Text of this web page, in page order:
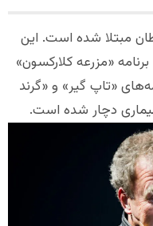
مبتلا شده است. این
«مزرعه کلارکسون»
«تاپ گیر» و «گرند
دچار شده است.